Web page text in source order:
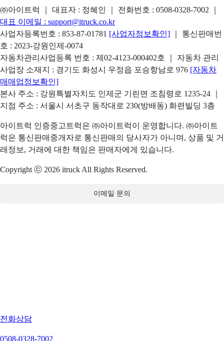
㈜아이트럭 ｜ 대표자 : 정혜인 ｜ 전화번호 : 0508-0328-7002
대표 이메일 : support@itruck.co.kr
사업자등록번호 : 853-87-01781 [사업자정보확인]
｜ 통신판매번
호 : 2023-강원인제-0074
자동차관리사업등록 번호 : 제02-4123-000402호 ｜ 자동차 관리
사업장 소재지 : 경기도 화성시 우정읍 포승항남로 976 [자동차
매매업정보확인]
본사 주소 : 강원특별자치도 인제군 기린면 조침령로 1235-24 ｜
지점 주소 : 서울시 서초구 동작대로 230(방배동) 화련빌딩 3층
아이트럭 인증중고트럭은 ㈜아이트럭이 운영합니다. ㈜아이트
럭은 통신판매중개자로 통신판매의 당사자가 아니며, 상품 및 거
래정보, 거래에 대한 책임은 판매자에게 있습니다.
Copyright ⓒ 2026 itruck All Rights Reserved.
이메일 문의
전화상담
0508-0328-7002